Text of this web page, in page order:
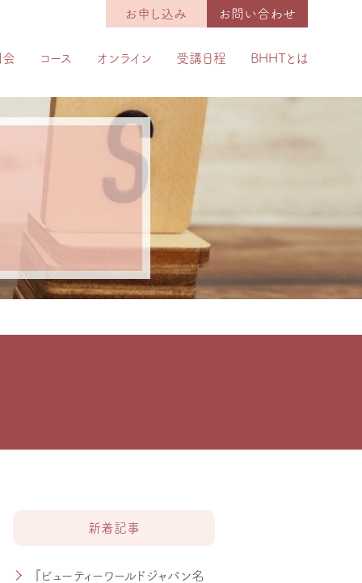
コース オンライン 受講日程 BHHTとは
お申し込み お問い合わせ
新着記事
『ビューティーワールドジャパン名